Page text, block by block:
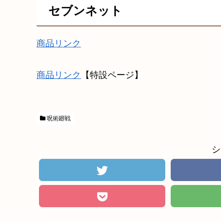
セブンネット
商品リンク
商品リンク 【特設ページ】
呪術廻戦